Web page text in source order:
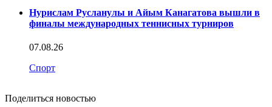
Нурислам Русланулы и Айым Канагатова вышли в
финалы международных теннисных турниров
07.08.26
Спорт
Поделиться новостью